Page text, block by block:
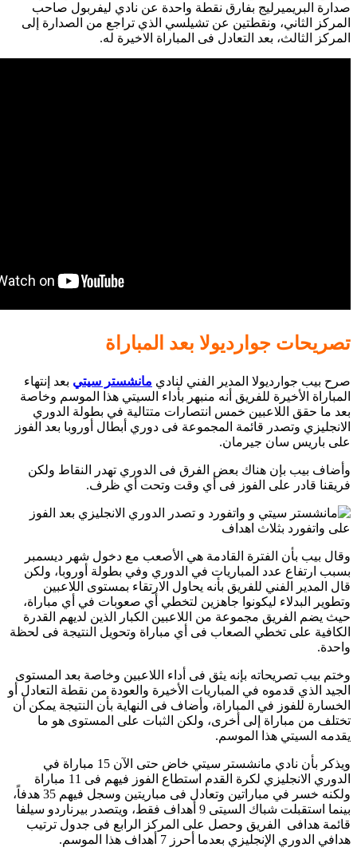
صدارة البريميرليج بفارق نقطة واحدة عن نادي ليفربول صاحب
المركز الثاني، ونقطتين عن تشيلسي الذي تراجع من الصدارة إلى
المركز الثالث، بعد التعادل فى المباراة الاخيرة له.
تصريحات جوارديولا بعد المباراة
صرح بيب جوارديولا المدير الفني لنادي مانشستر سيتي بعد إنتهاء
المباراة الأخيرة للفريق أنه منبهر بأداء السيتي هذا الموسم وخاصة
بعد ما حقق اللاعبين خمس انتصارات متتالية في بطولة الدوري
الانجليزي وتصدر قائمة المجموعة فى دوري أبطال أوروبا بعد الفوز
على باريس سان جيرمان.
وأضاف بيب بإن هناك بعض الفرق فى الدوري تهدر النقاط ولكن
فريقنا قادر على الفوز فى أي وقت وتحت أي ظرف.
وقال بيب بأن الفترة القادمة هي الأصعب مع دخول شهر ديسمبر
بسبب ارتفاع عدد المباريات في الدوري وفي بطولة أوروبا، ولكن
قال المدير الفني للفريق بأنه يحاول الارتقاء بمستوى اللاعبين
وتطوير البدلاء ليكونوا جاهزين لتخطي أي صعوبات في أي مباراة،
حيث يضم الفريق مجموعة من اللاعبين الكبار الذين لديهم القدرة
الكافية على تخطي الصعاب فى أي مباراة وتحويل النتيجة فى لحظة
واحدة.
وختم بيب تصريحاته بإنه يثق فى أداء اللاعبين وخاصة بعد المستوى
الجيد الذي قدموه في المباريات الأخيرة والعودة من نقطة التعادل أو
الخسارة للفوز في المباراة، وأضاف فى النهاية بأن النتيجة يمكن أن
تختلف من مباراة إلى أخرى، ولكن الثبات على المستوى هو ما
يقدمه السيتي هذا الموسم.
ويذكر بأن نادي مانشستر سيتي خاض حتى الآن 15 مباراة في
الدوري الانجليزي لكرة القدم استطاع الفوز فيهم فى 11 مباراة
ولكنه خسر في مباراتين وتعادل فى مباريتين وسجل فيهم 35 هدفاً،
بينما استقبلت شباك السيتى 9 أهداف فقط، ويتصدر بيرناردو سيلفا
قائمة هدافى الفريق وحصل على المركز الرابع فى جدول ترتيب
هدافي الدوري الإنجليزي بعدما أحرز 7 أهداف هذا الموسم.